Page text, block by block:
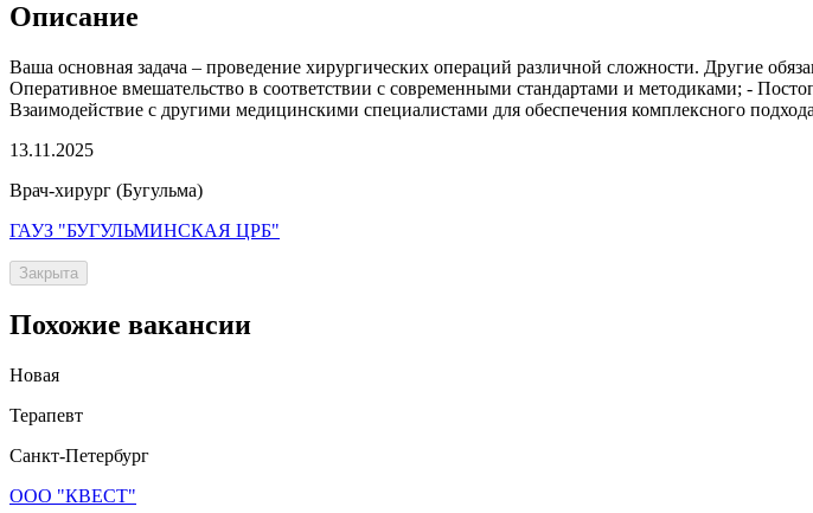
Описание
Ваша основная задача – проведение хирургических операций различной сложности. Другие
Оперативное вмешательство в соответствии с современными стандартами и методиками; -
Взаимодействие с другими медицинскими специалистами для обеспечения комплексного
13.11.2025
Врач-хирург (Бугульма)
ГАУЗ "БУГУЛЬМИНСКАЯ ЦРБ"
Закрыта
Похожие вакансии
Новая
Терапевт
Санкт-Петербург
ООО "КВЕСТ"